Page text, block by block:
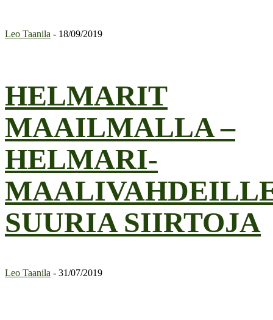
Leo Taanila - 18/09/2019
HELMARIT
MAAILMALLA –
HELMARI-
SUURIA SIIRTOJA
Leo Taanila - 31/07/2019